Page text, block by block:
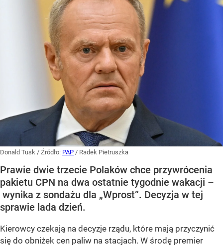
Donald Tusk / Źródło: PAP / Radek Pietruszka
Prawie dwie trzecie Polaków chce przywrócenia
pakietu CPN na dwa ostatnie tygodnie wakacji –
wynika z sondażu dla „Wprost”. Decyzja w tej
sprawie lada dzień.
Kierowcy czekają na decyzje rządu, które mają przyczynić
się do obniżek cen paliw na stacjach. W środę premier